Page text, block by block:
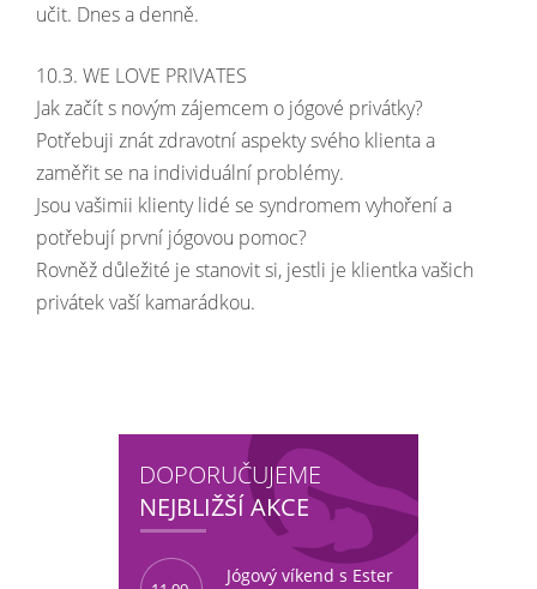
učit. Dnes a denně.
10.3. WE LOVE PRIVATES
Jak začít s novým zájemcem o jógové privátky?
Potřebuji znát zdravotní aspekty svého klienta a
zaměřit se na individuální problémy.
Jsou vašimii klienty lidé se syndromem vyhoření a
potřebují první jógovou pomoc?
Rovněž důležité je stanovit si, jestli je klientka vašich
privátek vaší kamarádkou.
DOPORUČUJEME
NEJBLIŽŠÍ AKCE
Jógový víkend s Ester